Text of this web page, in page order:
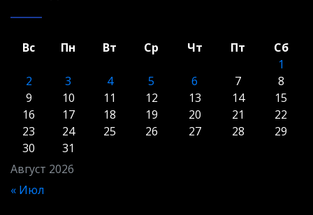
Август 2026
Вс Пн Вт Ср Чт Пт
Сб
1
2
3 4 5 6 7
8
9
10 11 12 13 14
15
16
17 18 19 20 21
22
23
24 25 26 27 28
29
30
31
« Июл